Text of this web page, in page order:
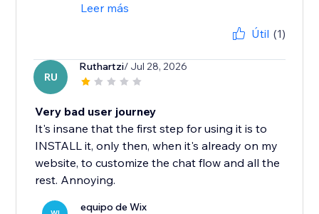
Leer más
Útil (1)
RU
Ruthartzi/ Jul 28, 2026
Very bad user journey
It's insane that the first step for using it is to
INSTALL it, only then, when it's already on my
website, to customize the chat flow and all the
rest. Annoying.
equipo de Wix